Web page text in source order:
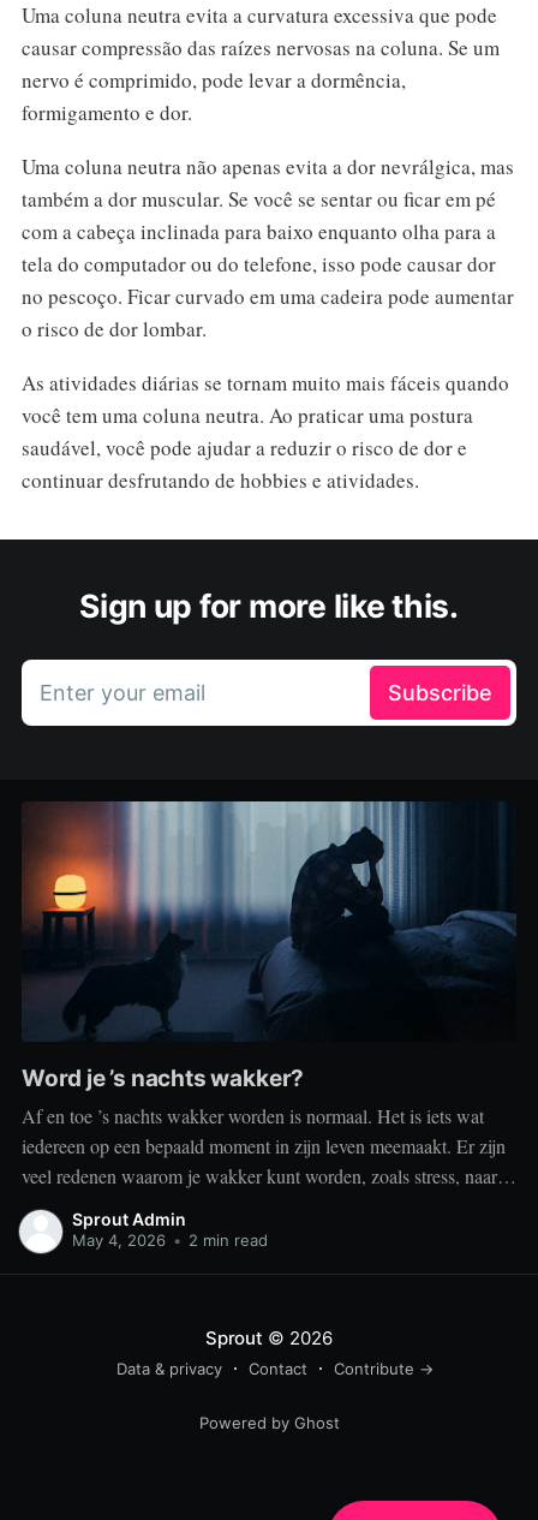
Uma coluna neutra evita a curvatura excessiva que pode
causar compressão das raízes nervosas na coluna. Se um
nervo é comprimido, pode levar a dormência,
formigamento e dor.
Uma coluna neutra não apenas evita a dor nevrálgica, mas
também a dor muscular. Se você se sentar ou ficar em pé
com a cabeça inclinada para baixo enquanto olha para a
tela do computador ou do telefone, isso pode causar dor
no pescoço. Ficar curvado em uma cadeira pode aumentar
o risco de dor lombar.
As atividades diárias se tornam muito mais fáceis quando
você tem uma coluna neutra. Ao praticar uma postura
saudável, você pode ajudar a reduzir o risco de dor e
continuar desfrutando de hobbies e atividades.
Sign up for more like this.
Enter your email Subscribe
Word je ’s nachts wakker?
Af en toe ’s nachts wakker worden is normaal. Het is iets wat
iedereen op een bepaald moment in zijn leven meemaakt. Er zijn
veel redenen waarom je wakker kunt worden, zoals stress, naar
het toilet moeten, je omgeving of medische aandoeningen die je
slaap beïnvloeden. Dit is geen probleem
Sprout Admin
May 4, 2026 • 2 min read
Sprout © 2026
Data & privacy Contact Contribute →
Powered by Ghost